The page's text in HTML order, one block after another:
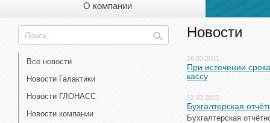
О компании
Новости
16.03.2021
При истечении
кассу
12.03.2021
Бухгалтерская
Бухгалтерская
Все новости
Новости Галактики
Новости ГЛОНАСС
Новости компании